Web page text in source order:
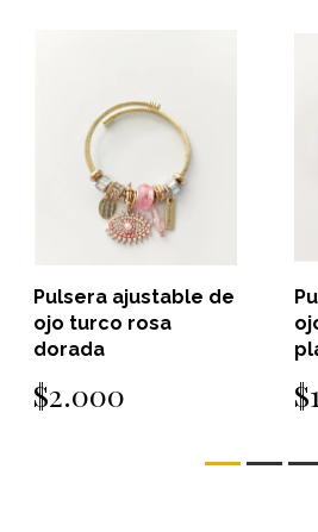
Pulsera ajustable de
ojo turco rosa
dorada
$2.000